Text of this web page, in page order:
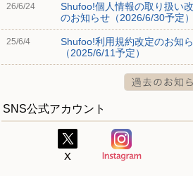
26/6/24
Shufoo!個人情報の取り扱い
のお知らせ（2026/6/30予定）
25/6/4
Shufoo!利用規約改定のお知
（2025/6/11予定）
SNS公式アカウント